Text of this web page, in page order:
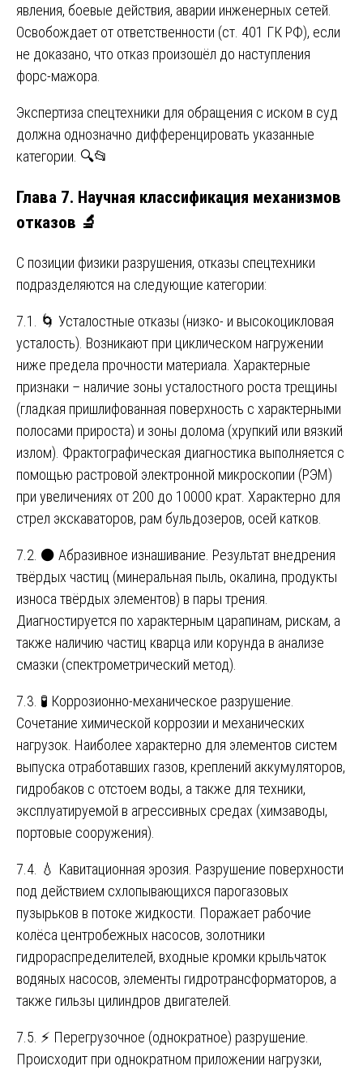
явления, боевые действия, аварии инженерных сетей.
Освобождает от ответственности (ст. 401 ГК РФ), если
не доказано, что отказ произошёл до наступления
форс-мажора.
Экспертиза спецтехники для обращения с иском в суд
должна однозначно дифференцировать указанные
категории. 🔍📂
Глава 7. Научная классификация механизмов
отказов 🔬
С позиции физики разрушения, отказы спецтехники
подразделяются на следующие категории:
7.1. 🌀 Усталостные отказы (низко- и высокоцикловая
усталость). Возникают при циклическом нагружении
ниже предела прочности материала. Характерные
признаки – наличие зоны усталостного роста трещины
(гладкая пришлифованная поверхность с характерными
полосами прироста) и зоны долома (хрупкий или вязкий
излом). Фрактографическая диагностика выполняется с
помощью растровой электронной микроскопии (РЭМ)
при увеличениях от 200 до 10000 крат. Характерно для
стрел экскаваторов, рам бульдозеров, осей катков.
7.2. ⚫ Абразивное изнашивание. Результат внедрения
твёрдых частиц (минеральная пыль, окалина, продукты
износа твёрдых элементов) в пары трения.
Диагностируется по характерным царапинам, рискам, а
также наличию частиц кварца или корунда в анализе
смазки (спектрометрический метод).
7.3. 🧪 Коррозионно-механическое разрушение.
Сочетание химической коррозии и механических
нагрузок. Наиболее характерно для элементов систем
выпуска отработавших газов, креплений аккумуляторов,
гидробаков с отстоем воды, а также для техники,
эксплуатируемой в агрессивных средах (химзаводы,
портовые сооружения).
7.4. 💧 Кавитационная эрозия. Разрушение поверхности
под действием схлопывающихся парогазовых
пузырьков в потоке жидкости. Поражает рабочие
колёса центробежных насосов, золотники
гидрораспределителей, входные кромки крыльчаток
водяных насосов, элементы гидротрансформаторов, а
также гильзы цилиндров двигателей.
7.5. ⚡ Перегрузочное (однократное) разрушение.
Происходит при однократном приложении нагрузки,